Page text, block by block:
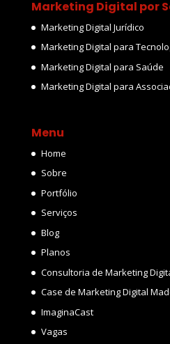
Marketing Digital por
Marketing Digital Jurídico
Marketing Digital para
Marketing Digital para Saúde
Marketing Digital para
Menu
Home
Sobre
Portfólio
Serviços
Blog
Planos
Consultoria de Marketing
Case de Marketing Digital
ImaginaCast
Vagas